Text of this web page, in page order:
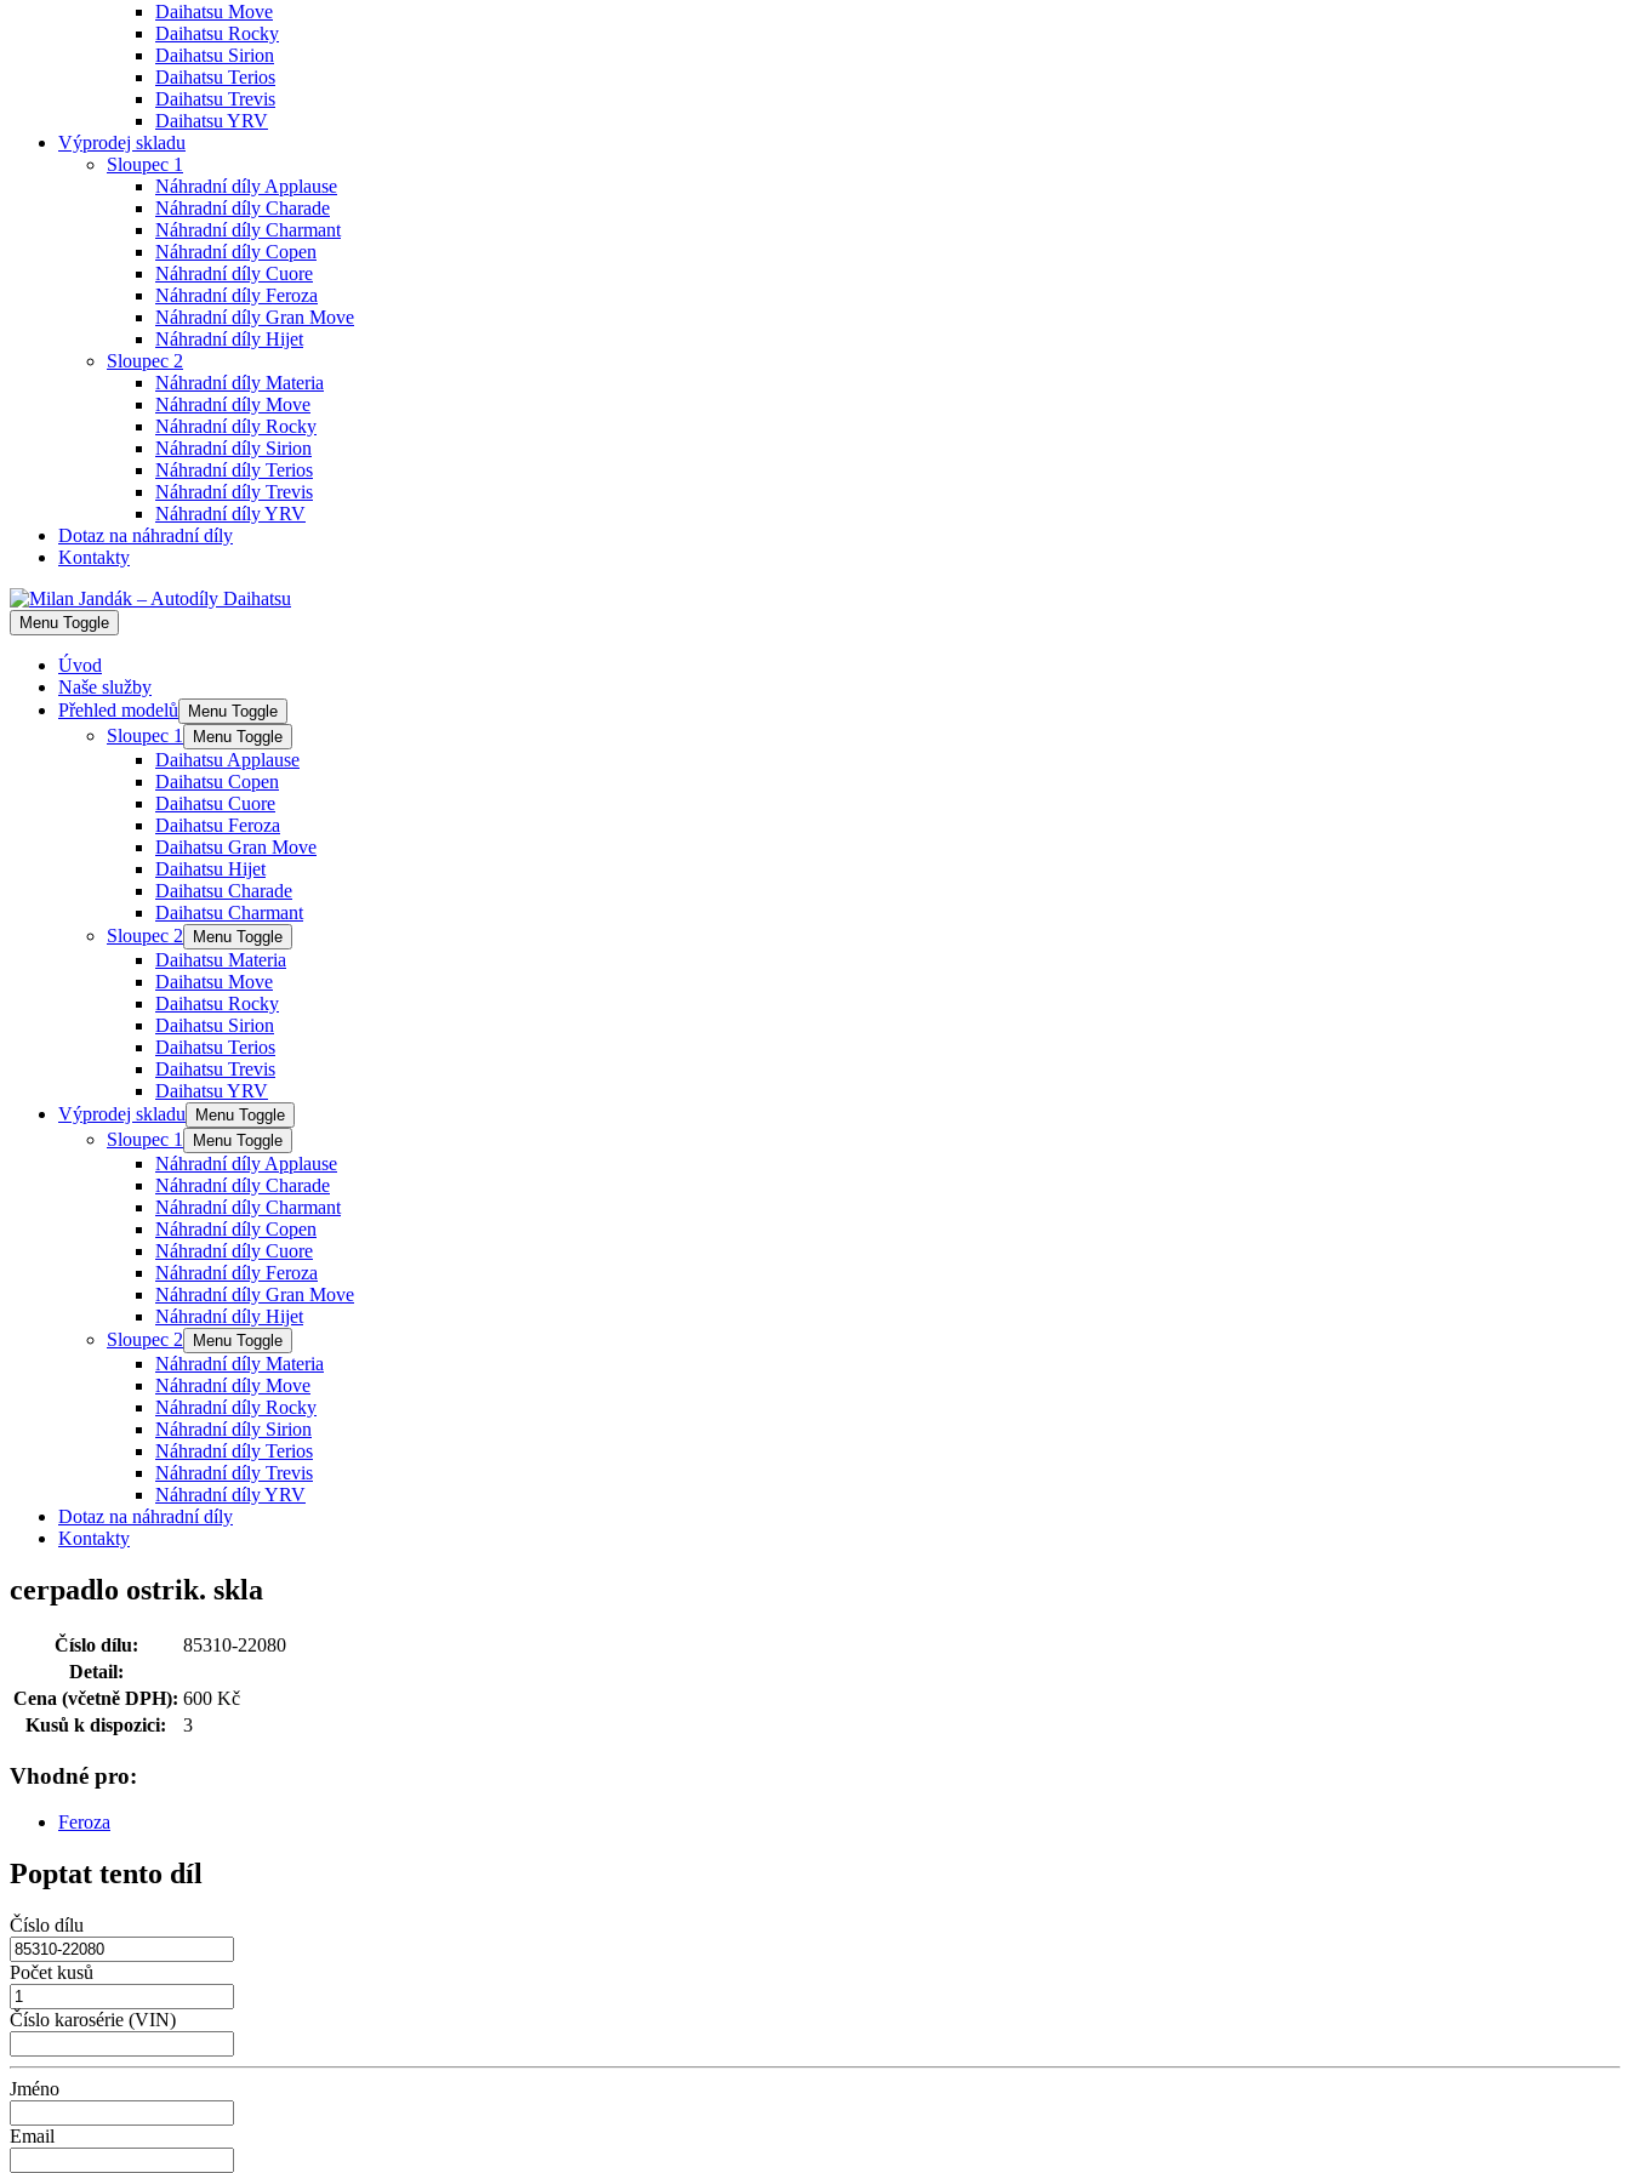
Daihatsu Move
Daihatsu Rocky
Daihatsu Sirion
Daihatsu Terios
Daihatsu Trevis
Daihatsu YRV
Výprodej skladu
Sloupec 1
Náhradní díly Applause
Náhradní díly Charade
Náhradní díly Charmant
Náhradní díly Copen
Náhradní díly Cuore
Náhradní díly Feroza
Náhradní díly Gran Move
Náhradní díly Hijet
Sloupec 2
Náhradní díly Materia
Náhradní díly Move
Náhradní díly Rocky
Náhradní díly Sirion
Náhradní díly Terios
Náhradní díly Trevis
Náhradní díly YRV
Dotaz na náhradní díly
Kontakty
Menu Toggle
Úvod
Naše služby
Přehled modelů
Menu Toggle
Sloupec 1 Menu Toggle
Daihatsu Applause
Daihatsu Copen
Daihatsu Cuore
Daihatsu Feroza
Daihatsu Gran Move
Daihatsu Hijet
Daihatsu Charade
Daihatsu Charmant
Sloupec 2
Menu Toggle
Daihatsu Materia
Daihatsu Move
Daihatsu Rocky
Daihatsu Sirion
Daihatsu Terios
Daihatsu Trevis
Daihatsu YRV
Výprodej skladu
Menu Toggle
Sloupec 1 Menu Toggle
Náhradní díly Applause
Náhradní díly Charade
Náhradní díly Charmant
Náhradní díly Copen
Náhradní díly Cuore
Náhradní díly Feroza
Náhradní díly Gran Move
Náhradní díly Hijet
Sloupec 2
Menu Toggle
Náhradní díly Materia
Náhradní díly Move
Náhradní díly Rocky
Náhradní díly Sirion
Náhradní díly Terios
Náhradní díly Trevis
Náhradní díly YRV
Dotaz na náhradní díly
Kontakty
cerpadlo ostrik. skla
Číslo dílu:
85310-22080
Detail:
Cena (včetně DPH): 600 Kč
Kusů k dispozici:
3
Vhodné pro:
Feroza
Poptat tento díl
Číslo dílu
Počet kusů
Číslo karosérie (VIN)
Jméno
Email